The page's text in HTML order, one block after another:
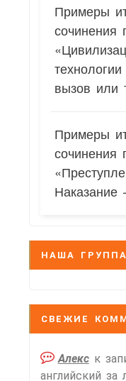
Примеры
сочинения
вызов или
Примеры
сочинения
НАША
СВЕЖИЕ
Алекск
английский за